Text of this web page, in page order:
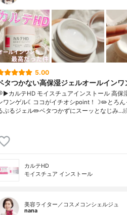
5.00
タつかない高保湿ジェルオールインワ
カルテHD モイスチュアインストール 高保
ワンゲル☾ココがイチオシpoint！☽✏️とろん
ぷるジェル✏️ベタつかずにスーッとなじみ…
カルテHD
モイスチュア インストール
美容ライター／コスメコンシェルジュ
nana